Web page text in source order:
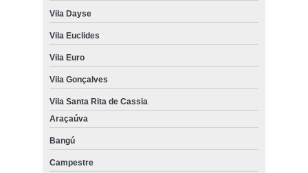
Vila Dayse
Vila Euclides
Vila Euro
Vila Gonçalves
Vila Santa Rita de Cassia
Araçaúva
Bangú
Campestre